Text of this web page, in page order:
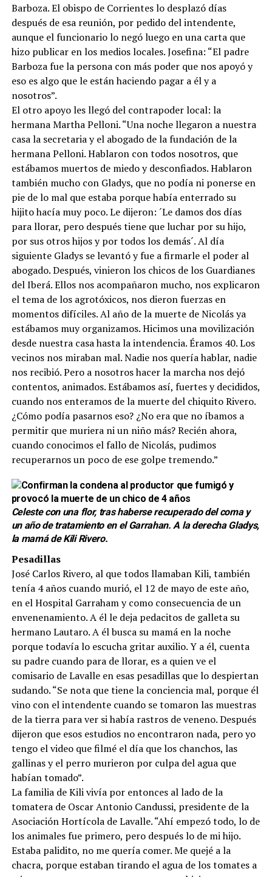
Barboza. El obispo de Corrientes lo desplazó días
después de esa reunión, por pedido del intendente,
aunque el funcionario lo negó luego en una carta que
hizo publicar en los medios locales. Josefina: “El padre
Barboza fue la persona con más poder que nos apoyó y
eso es algo que le están haciendo pagar a él y a
nosotros”.
El otro apoyo les llegó del contrapoder local: la
hermana Martha Pelloni. “Una noche llegaron a nuestra
casa la secretaria y el abogado de la fundación de la
hermana Pelloni. Hablaron con todos nosotros, que
estábamos muertos de miedo y desconfiados. Hablaron
también mucho con Gladys, que no podía ni ponerse en
pie de lo mal que estaba porque había enterrado su
hijito hacía muy poco. Le dijeron: ´Le damos dos días
para llorar, pero después tiene que luchar por su hijo,
por sus otros hijos y por todos los demás´. Al día
siguiente Gladys se levantó y fue a firmarle el poder al
abogado. Después, vinieron los chicos de los Guardianes
del Iberá. Ellos nos acompañaron mucho, nos explicaron
el tema de los agrotóxicos, nos dieron fuerzas en
momentos difíciles. Al año de la muerte de Nicolás ya
estábamos muy organizamos. Hicimos una movilización
desde nuestra casa hasta la intendencia. Éramos 40. Los
vecinos nos miraban mal. Nadie nos quería hablar, nadie
nos recibió. Pero a nosotros hacer la marcha nos dejó
contentos, animados. Estábamos así, fuertes y decididos,
cuando nos enteramos de la muerte del chiquito Rivero.
¿Cómo podía pasarnos eso? ¿No era que no íbamos a
permitir que muriera ni un niño más? Recién ahora,
cuando conocimos el fallo de Nicolás, pudimos
recuperarnos un poco de ese golpe tremendo.”
Celeste con una flor, tras haberse recuperado del coma y
un año de tratamiento en el Garrahan. A la derecha Gladys,
la mamá de Kili Rivero.
Pesadillas
José Carlos Rivero, al que todos llamaban Kili, también
tenía 4 años cuando murió, el 12 de mayo de este año,
en el Hospital Garraham y como consecuencia de un
envenenamiento. A él le deja pedacitos de galleta su
hermano Lautaro. A él busca su mamá en la noche
porque todavía lo escucha gritar auxilio. Y a él, cuenta
su padre cuando para de llorar, es a quien ve el
comisario de Lavalle en esas pesadillas que lo despiertan
sudando. “Se nota que tiene la conciencia mal, porque él
vino con el intendente cuando se tomaron las muestras
de la tierra para ver si había rastros de veneno. Después
dijeron que esos estudios no encontraron nada, pero yo
tengo el video que filmé el día que los chanchos, las
gallinas y el perro murieron por culpa del agua que
habían tomado”.
La familia de Kili vivía por entonces al lado de la
tomatera de Oscar Antonio Candussi, presidente de la
Asociación Hortícola de Lavalle. “Ahí empezó todo, lo de
los animales fue primero, pero después lo de mi hijo.
Estaba palidito, no me quería comer. Me quejé a la
chacra, porque estaban tirando el agua de los tomates a